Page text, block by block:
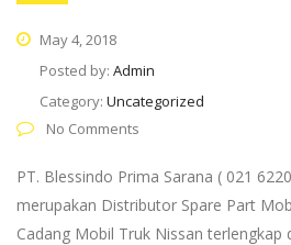
May 4, 2018
Posted by: Admin
Category: Uncategorized
No Comments
PT. Blessindo Prima Sarana ( 021
merupakan Distributor Spare Part
Cadang Mobil Truk Nissan terlengkap